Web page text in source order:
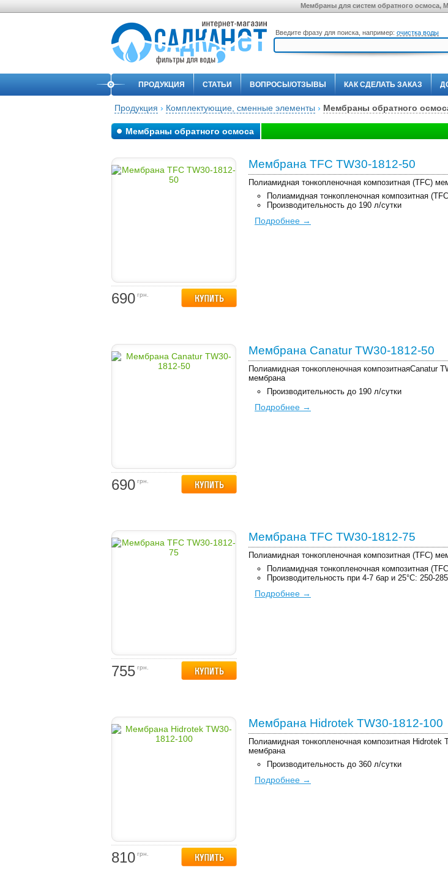
Мембраны для систем обратного осмоса,
Введите фразу для поиска, например: очистка воды
ПРОДУКЦИЯ СТАТЬИ ВОПРОСЫ/ОТЗЫВЫ КАК СДЕЛАТЬ ЗАКАЗ
Продукция › Комплектующие, сменные элементы › Мембраны обратного
Мембраны обратного осмоса
690 грн.
Мембрана TFC TW30-1812-50
Полиамидная тонкопленочная композитная (TFC)
Полиамидная тонкопленочная композитная
Производительность до 190 л/сутки
Подробнее →
690 грн.
Мембрана Canatur TW30-1812-50
Полиамидная тонкопленочная композитнаяCanatur
мембрана
Производительность до 190 л/сутки
Подробнее →
755 грн.
Мембрана TFC TW30-1812-75
Полиамидная тонкопленочная композитная (TFC)
Полиамидная тонкопленочная композитная
Производительность при 4-7 бар и 25°C: 250-
Подробнее →
810 грн.
Мембрана Hidrotek TW30-1812-100
Полиамидная тонкопленочная композитная Hidrotek
мембрана
Производительность до 360 л/сутки
Подробнее →